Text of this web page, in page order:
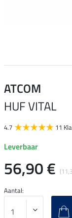
ATCOM
HUF VITAL
4.7 11
Leverbaar
56,90 €
Aantal: